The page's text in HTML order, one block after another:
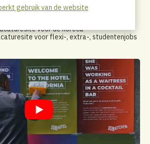
en selectie binnen de hotel-,
voor de horeca
voor flexi-, extra-, studentenjobs
gebruik van de website